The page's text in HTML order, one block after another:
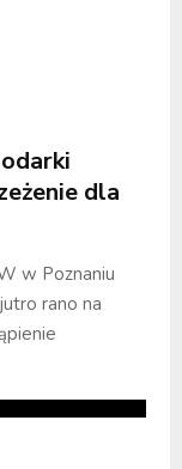
dla
w Poznaniu
rano na